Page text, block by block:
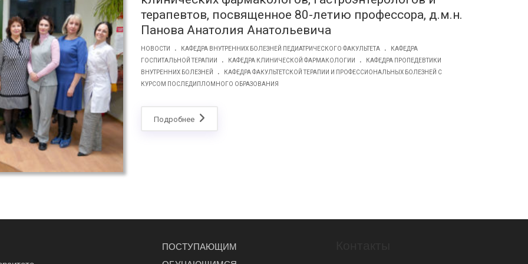
терапевтов, посвященное 80-летию профессора, д.м.н.
Панова Анатолия Анатольевича
НОВОСТИ . КАФЕДРА ВНУТРЕННИХ БОЛЕЗНЕЙ ПЕДИАТРИЧЕСКОГО ФАКУЛЬТЕТА .
КАФЕДРА
ГОСПИТАЛЬНОЙ ТЕРАПИИ
. КАФЕДРА КЛИНИЧЕСКОЙ ФАРМАКОЛОГИИ .
КАФЕДРА ПРОПЕДЕВТИКИ
ВНУТРЕННИХ БОЛЕЗНЕЙ
.
КАФЕДРА ФАКУЛЬТЕТСКОЙ ТЕРАПИИ И ПРОФЕССИОНАЛЬНЫХ БОЛЕЗНЕЙ С
КУРСОМ ПОСЛЕДИПЛОМНОГО ОБРАЗОВАНИЯ
Подробнее
ПОСТУПАЮЩИМ